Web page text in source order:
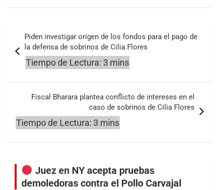
de
entradas
Piden investigar origen de los fondos para el pago de
la defensa de sobrinos de Cilia Flores
Fiscal Bharara plantea conflicto de intereses en el
caso de sobrinos de Cilia Flores
Juez en NY acepta pruebas
demoledoras contra el Pollo Carvajal